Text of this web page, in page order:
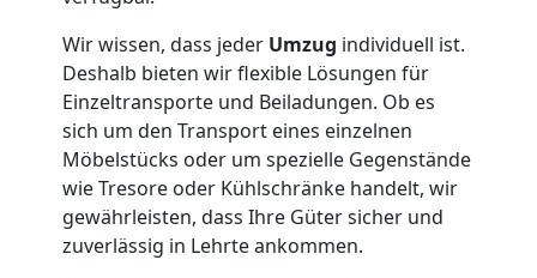
Wir wissen, dass jeder Umzug individuell ist.
Deshalb bieten wir flexible Lösungen für
Einzeltransporte und Beiladungen. Ob es
sich um den Transport eines einzelnen
Möbelstücks oder um spezielle Gegenstände
wie Tresore oder Kühlschränke handelt, wir
gewährleisten, dass Ihre Güter sicher und
zuverlässig in Lehrte ankommen.
Umzug
Wolfsberg
Qualitäts-
Umzüge